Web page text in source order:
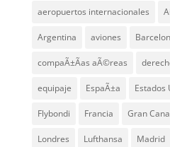
aeropuertos internacionales
Argentina aviones
compaÃ±Ã­as aÃ©reas
equipaje EspaÃ±a Estados
Flybondi Francia Gran
Londres Lufthansa Madrid